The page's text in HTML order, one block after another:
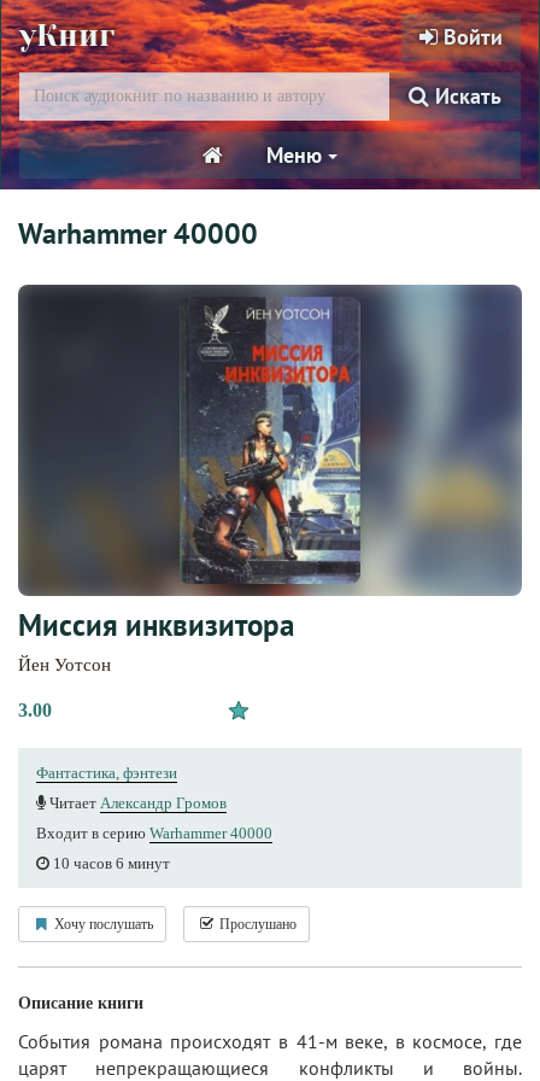
уКниг Войти
Искать
Меню
Warhammer 40000
Миссия инквизитора
Йен Уотсон
3.00
Фантастика, фэнтези
Читает Александр Громов
Входит в серию Warhammer 40000
10 часов 6 минут
Хочу послушать Прослушано
Описание книги
События романа происходят в 41-м веке, в космосе, где
царят непрекращающиеся конфликты и войны.